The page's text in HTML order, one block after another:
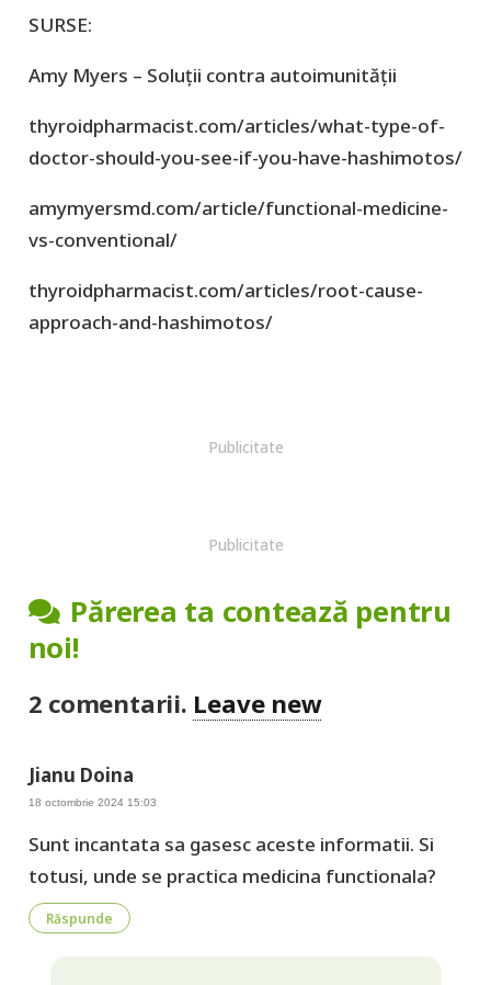
SURSE:
Amy Myers – Soluții contra autoimunității
thyroidpharmacist.com/articles/what-type-of-
doctor-should-you-see-if-you-have-hashimotos/
amymyersmd.com/article/functional-medicine-
vs-conventional/
thyroidpharmacist.com/articles/root-cause-
approach-and-hashimotos/
Publicitate
Publicitate
Părerea ta contează pentru
noi!
2 comentarii. Leave new
Jianu Doina
18 octombrie 2024 15:03
Sunt incantata sa gasesc aceste informatii. Si
totusi, unde se practica medicina functionala?
Răspunde